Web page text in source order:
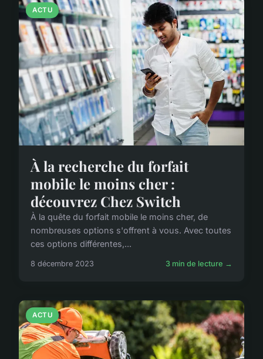
ACTU
À la recherche du forfait
mobile le moins cher :
découvrez Chez Switch
À la quête du forfait mobile le moins cher, de
nombreuses options s'offrent à vous. Avec toutes
ces options différentes,...
8 décembre 2023 3 min de lecture →
ACTU